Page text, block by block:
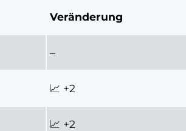
Veränderung
–
📈 +2
📈 +2